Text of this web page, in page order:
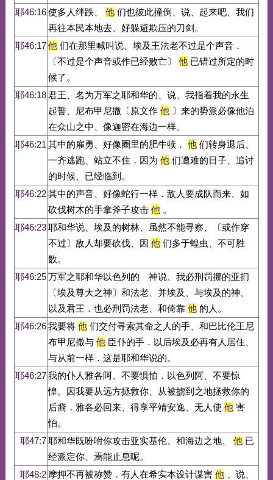
耶46:16使多人绊跌、 他们也彼此撞倒、说、起来吧、我们
再往本民本地去、好躲避欺压的刀剑。
耶46:17他们在那里喊叫说、埃及王法老不过是个声音．
〔不过是个声音或作已经败亡〕
他已错过所定的时
候了。
耶46:18君王、名为万军之耶和华的、说、我指着我的永生
起誓、尼布甲尼撒〔原文作 他〕来的势派必像他泊
在众山之中、像迦密在海边一样。
耶46:21 其中的雇勇、好像圈里的肥牛犊． 他们转身退后、
一齐逃跑、站立不住．因为 他们遭难的日子、追讨
的时候、已经临到。
耶46:22其中的声音、好像蛇行一样．敌人要成队而来、如
砍伐树木的手拿斧子攻击 他。
耶46:23耶和华说、埃及的树林、虽然不能寻察、〔或作穿
不过〕敌人却要砍伐、因 他们多于蝗虫、不可胜
数。
耶46:25万军之耶和华以色列的 神说、我必刑罚挪的亚扪
〔埃及尊大之神〕和法老、并埃及、与埃及的神、
以及君王．也必刑罚法老、和倚靠 他的人。
耶46:26我要将 他们交付寻索其命之人的手、和巴比伦王尼
布甲尼撒与 他臣仆的手．以后埃及必再有人居住、
与从前一样．这是耶和华说的。
耶46:27我的仆人雅各阿、不要惧怕．以色列阿、不要惊
惶。因我要从远方拯救你、从被掳到之地拯救你的
后裔．雅各必回来、得享平靖安逸、无人使 他害
怕。
耶47:7耶和华既吩咐你攻击亚实基伦、和海边之地、 他已
经派定你、焉能止息呢。
耶48:2 摩押不再被称赞．有人在希实本设计谋害 他、说、